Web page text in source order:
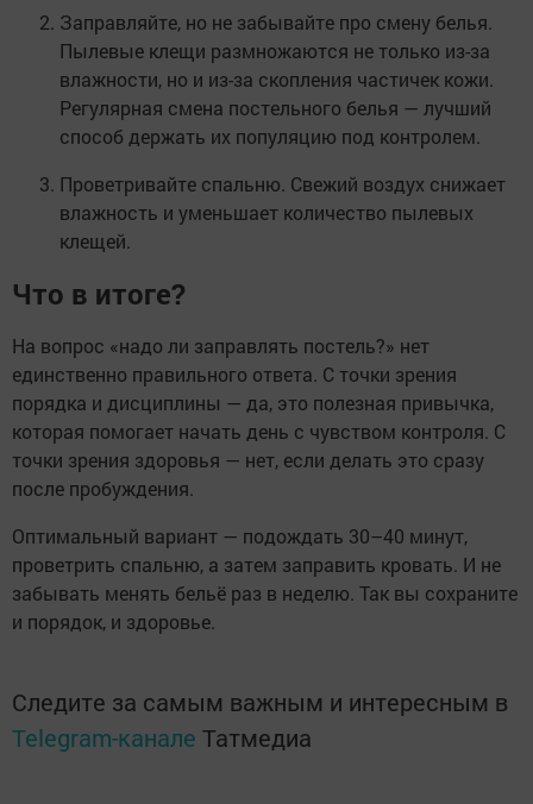
Заправляйте, но не забывайте про смену белья.
Пылевые клещи размножаются не только из-за
влажности, но и из-за скопления частичек кожи.
Регулярная смена постельного белья — лучший
способ держать их популяцию под контролем.
Проветривайте спальню. Свежий воздух снижает
влажность и уменьшает количество пылевых
клещей.
Что в итоге?
На вопрос «надо ли заправлять постель?» нет
единственно правильного ответа. С точки зрения
порядка и дисциплины — да, это полезная привычка,
которая помогает начать день с чувством контроля. С
точки зрения здоровья — нет, если делать это сразу
после пробуждения.
Оптимальный вариант — подождать 30–40 минут,
проветрить спальню, а затем заправить кровать. И не
забывать менять бельё раз в неделю. Так вы сохраните
и порядок, и здоровье.
Следите за самым важным и интересным в
Telegram-канале Татмедиа